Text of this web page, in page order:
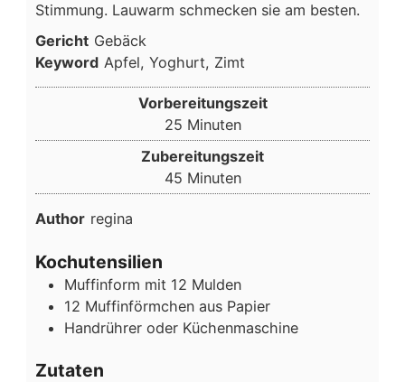
Stimmung. Lauwarm schmecken sie am besten.
Gericht Gebäck
Keyword Apfel, Yoghurt, Zimt
Vorbereitungszeit
25Minuten
Minuten
Zubereitungszeit
45Minuten
Minuten
Author regina
Kochutensilien
Muffinform mit 12 Mulden
12 Muffinförmchen aus Papier
Handrührer oder Küchenmaschine
Zutaten